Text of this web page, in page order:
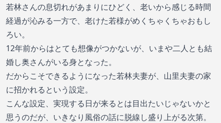
若林さんの息切れがあまりにひどく、老いから感じる時間
経過が沁みる一方で、老けた若様がめくちゃくちゃおもし
ろい。
12年前からはとても想像がつかないが、いまや二人とも結
婚し奥さんがいる身となった。
だからこそできるようになった若林夫妻が、山里夫妻の家
に招かれるという設定。
こんな設定、実現する日が来るとは目出たいじゃないかと
思うのだが、いきなり風俗の話に脱線し盛り上がる次第。